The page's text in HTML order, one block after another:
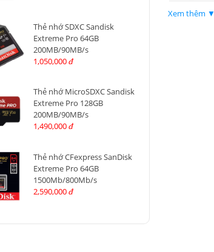
Thẻ nhớ SDXC Sandisk
Extreme Pro 64GB
200MB/90MB/s
1,050,000 đ
Thẻ nhớ MicroSDXC Sandisk
Extreme Pro 128GB
200MB/90MB/s
1,490,000 đ
Thẻ nhớ CFexpress SanDisk
Extreme Pro 64GB
1500Mb/800Mb/s
2,590,000 đ
Xem thêm ▼